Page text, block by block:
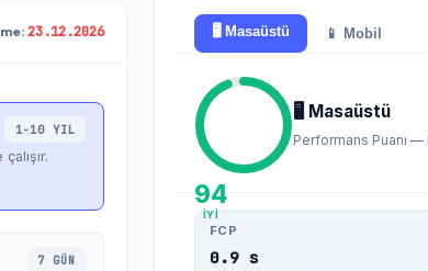
23.12.2026
1-10 YIL
7 GÜN
🖥️ Masaüstü 📱 Mobil
94
İYI
🖥️ Masaüstü
Performans Puanı
FCP
0.9 s